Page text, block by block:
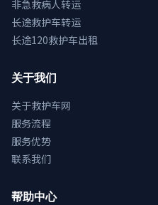
非急救病人转运
长途救护车转运
长途120救护车出租
关于我们
关于救护车网
服务流程
服务优势
联系我们
帮助中心